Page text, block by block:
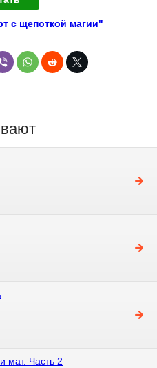
с щепоткой магии"
мат. Часть 2